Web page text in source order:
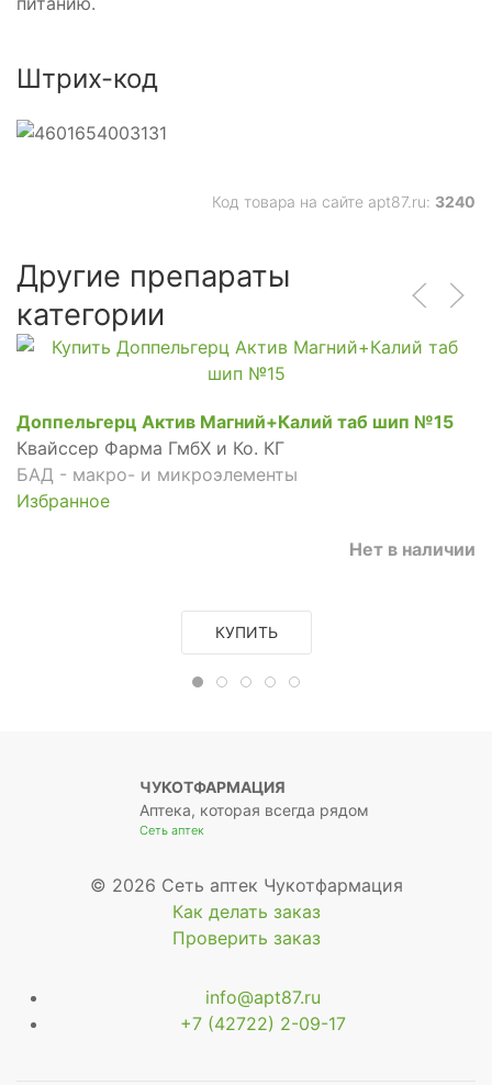
Штрих-код
Код товара на сайте apt87.ru: 3240
Другие препараты
категории
Доппельгерц Актив Магний+Калий таб шип №15
Квайссер Фарма ГмбХ и Ко. КГ
БАД - макро- и микроэлементы
Избранное
Нет в наличии
КУПИТЬ
ЧУКОТФАРМАЦИЯ
Аптека, которая всегда рядом
Сеть аптек
© 2026 Сеть аптек Чукотфармация
Как делать заказ
Проверить заказ
info@apt87.ru
+7 (42722) 2-09-17